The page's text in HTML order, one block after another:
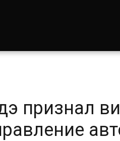
признал